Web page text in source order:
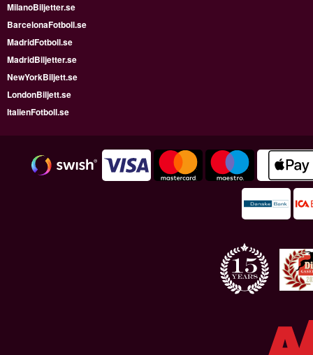
MilanoBiljetter.se
BarcelonaFotboll.se
MadridFotboll.se
MadridBiljetter.se
NewYorkBiljett.se
LondonBiljett.se
ItalienFotboll.se